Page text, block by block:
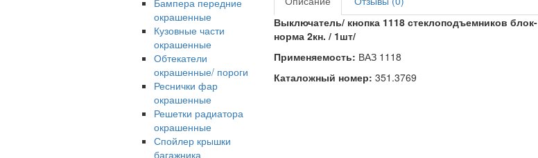
Бампера передние
окрашенные
Кузовные части
окрашенные
Обтекатели
окрашенные/ пороги
Реснички фар
окрашенные
Решетки радиатора
окрашенные
Спойлер крышки
багажника
Выключатель/ кнопка 1118 стеклоподъемников блок-
норма 2кн. / 1шт/
Применяемость: ВАЗ 1118
Каталожный номер: 351.3769